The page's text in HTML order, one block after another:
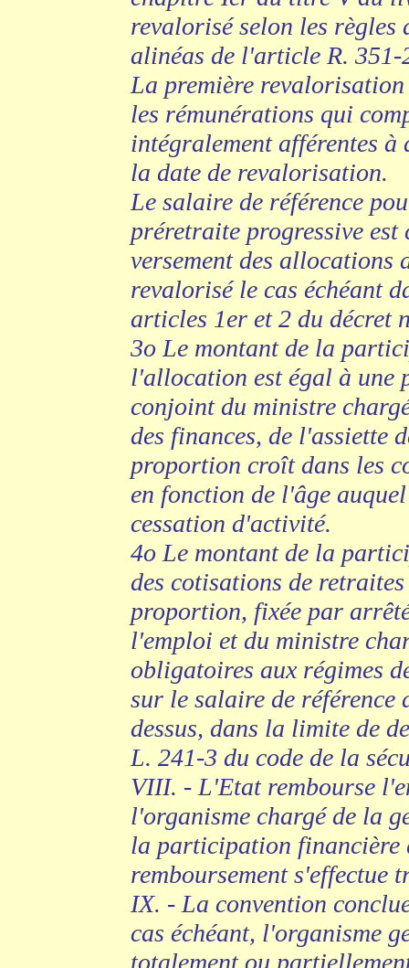
revalorisé selon les règles
alinéas de l'article R. 351-
La première
les rémunérations qui
intégralement afférentes à
la date de revalorisation.
Le salaire de référence
préretraite progressive
versement des allocations
revalorisé le cas échéant
articles 1er et 2 du décret
3o Le montant de la
l'allocation est égal à une
conjoint du ministre
des finances, de l'assiette
proportion croît dans les
en fonction de l'âge
cessation d'activité.
4o Le montant de la
des cotisations de
proportion, fixée par
l'emploi et du ministre
obligatoires aux régimes
sur le salaire de
dessus, dans la limite de
L. 241-3 du code de la
VIII. - L'Etat rembourse
l'organisme chargé de la
la participation financière
remboursement s'effectue
IX. - La convention
cas échéant, l'organisme
totalement ou